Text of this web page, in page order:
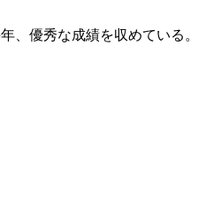
、優秀な成績を収めている。